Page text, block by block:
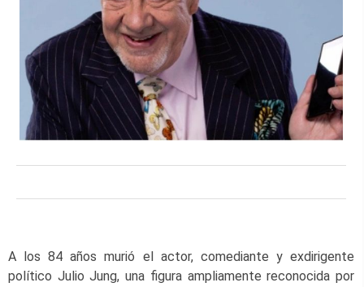
A los 84 años murió el actor, comediante y exdirigente
político Julio Jung, una figura ampliamente reconocida por